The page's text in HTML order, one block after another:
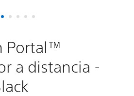
Portal™
a distancia -